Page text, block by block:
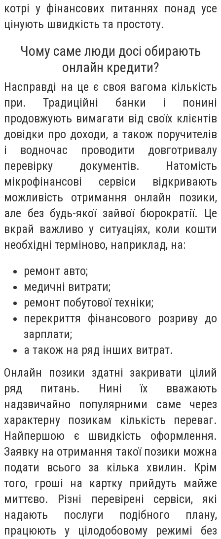
котрі у фінансових питаннях понад усе
цінують швидкість та простоту.
Чому саме люди досі обирають
онлайн кредити?
Насправді на це є своя вагома кількість
при. Традиційні банки і понині
продовжують вимагати від своїх клієнтів
довідки про доходи, а також поручителів
і водночас проводити довготривалу
перевірку документів. Натомість
мікрофінансові сервіси відкривають
можливість отримання онлайн позики,
але без будь-якої зайвої бюрократії. Це
вкрай важливо у ситуаціях, коли кошти
необхідні терміново, наприклад, на:
ремонт авто;
медичні витрати;
ремонт побутової техніки;
перекриття фінансового розриву до
зарплати;
а також на ряд інших витрат.
Онлайн позики здатні закривати цілий
ряд питань. Нині їх вважають
надзвичайно популярними саме через
характерну позикам кількість переваг.
Найпершою є швидкість оформлення.
Заявку на отримання такої позики можна
подати всього за кілька хвилин. Крім
того, гроші на картку прийдуть майже
миттєво. Різні перевірені сервіси, які
надають послуги подібного плану,
працюють у цілодобовому режимі без